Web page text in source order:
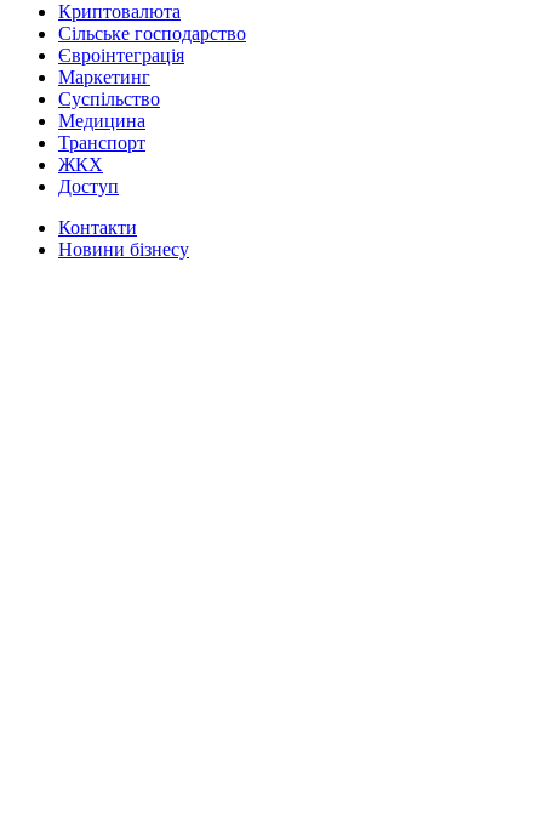
Криптовалюта
Сільське господарство
Євроінтеграція
Маркетинг
Суспільство
Медицина
Транспорт
ЖКХ
Доступ
Контакти
Новини бізнесу